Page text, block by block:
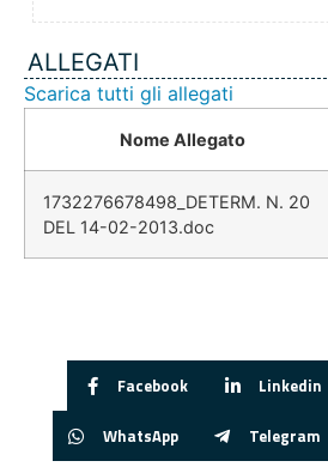
ALLEGATI
Scarica tutti gli allegati
Nome Allegato
1732276678498_DETERM. N. 20
DEL 14-02-2013.doc
Facebook Linkedin
WhatsApp Telegram